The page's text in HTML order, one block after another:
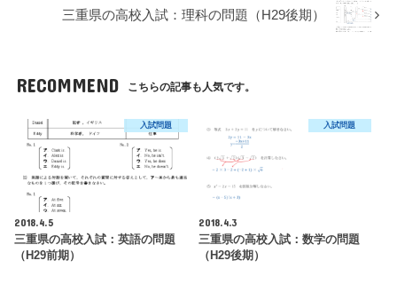
三重県の高校入試：理科の問題（H29後期）
RECOMMEND こちらの記事も人気です。
入試問題
2018.4.5
三重県の高校入試：英語の問題
（H29前期）
入試問題
2018.4.3
三重県の高校入試：数学の問題
（H29後期）